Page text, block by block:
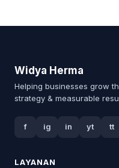
Widya Herma
Helping businesses grow
strategy & measurable
f ig in yt tt
LAYANAN